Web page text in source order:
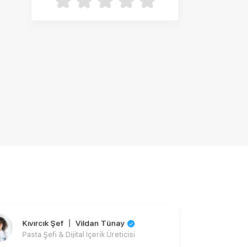
Kıvırcık Şef 〡 Vildan Tünay
Pasta Şefi & Dijital İçerik Üreticisi